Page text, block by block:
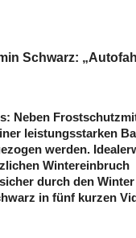
Schwarz:
Neben
leistungsstarken
werden.
Wintereinbruch
durch den Winter
in fünf kurzen